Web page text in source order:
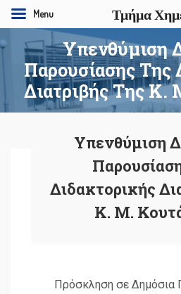
Υπενθύμιση
Παρουσίασης Της
Διατριβής Της Κ.
Υπενθύμιση
Διδακτορικής
Κ. Μ.
Πρόσκληση σε Δημόσια
Menu Τμήμα